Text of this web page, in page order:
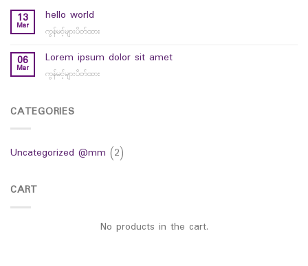
13
Mar
hello world
ကွန်မင့်များပိတ်ထား
world
06
Mar
Lorem ipsum dolor sit amet
ကွန်မင့်များပိတ်ထား
CATEGORIES
Uncategorized @mm (2)
CART
No products in the cart.